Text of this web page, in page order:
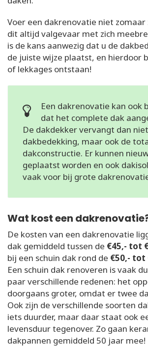
Voer een dakrenovatie niet
dit altijd valgevaar met zich
is de kans aanwezig dat u de
de juiste wijze plaatst, en hierdoor
of lekkages ontstaan!
Een dakrenovatie kan ook
dat het complete dak
De dakdekker vervangt dan
dakbedekking, maar ook de
dakconstructie. Er kunnen
geplaatst worden en ook
vaak voor bij grote
Wat kost een
De kosten van een dakrenovatie
dak gemiddeld tussen de €45,- tot
bij een schuin dak rond de €50,- tot
Een schuin dak renoveren is vaak
paar verschillende redenen: het
doorgaans groter, omdat er twee
Ook zijn de verschillende soorten
iets duurder, maar daar staat ook
levensduur tegenover. Zo gaan
dakpannen gemiddeld 50 jaar mee!